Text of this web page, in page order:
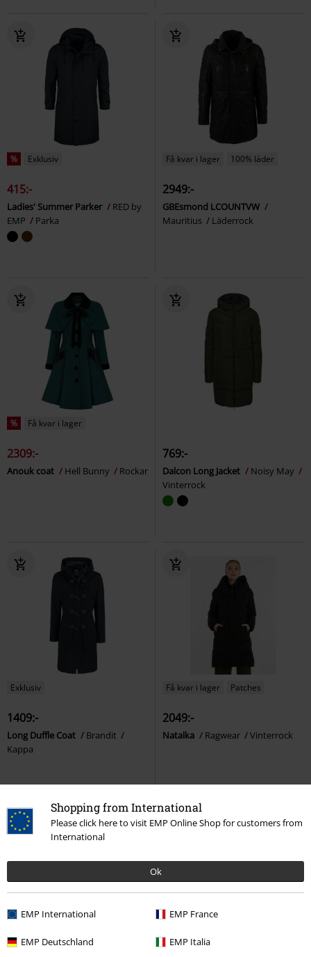
Shopping from International
Please click here to visit EMP Online Shop for customers from
International
Ok
EMP International EMP France
EMP Deutschland EMP Italia
% Exklusiv
415:-
Ladies' Summer Parker
RED by
EMP
Parka
Få kvar i lager 100% läder
2949:-
GBEsmond LCOUNTVW
Mauritius
Läderrock
% Få kvar i lager
2309:-
Anouk coat Hell Bunny Rockar
769:-
Dalcon Long Jacket
Noisy May
Vinterrock
Exklusiv
1409:-
Long Duffle Coat
Brandit
Kappa
Få kvar i lager Patches
2049:-
Natalka Ragwear Vinterrock